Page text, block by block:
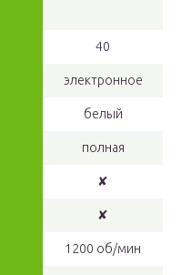
40
электронное
белый
полная
✘
✘
1200 об/мин